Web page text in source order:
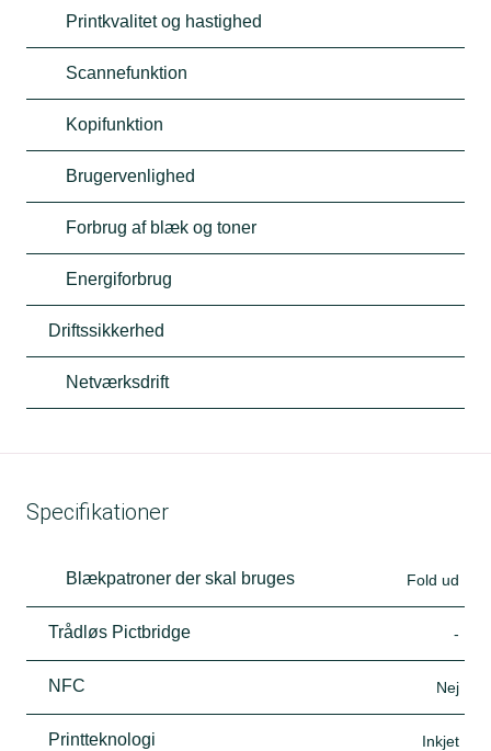
Printkvalitet og hastighed
Scannefunktion
Kopifunktion
Brugervenlighed
Forbrug af blæk og toner
Energiforbrug
Driftssikkerhed
Netværksdrift
Specifikationer
Blækpatroner der skal bruges Fold ud
Trådløs Pictbridge -
NFC Nej
Printteknologi Inkjet